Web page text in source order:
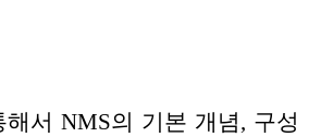
서 NMS의 기본 개념, 구성